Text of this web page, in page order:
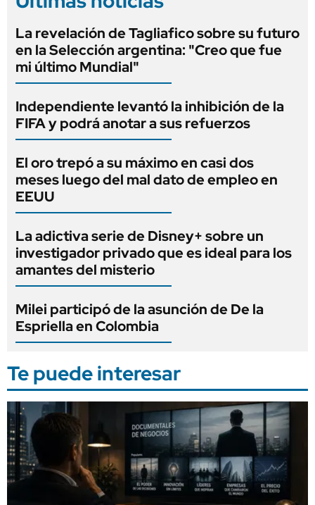
La revelación de Tagliafico sobre su futuro
en la Selección argentina: "Creo que fue
mi último Mundial"
Independiente levantó la inhibición de la
FIFA y podrá anotar a sus refuerzos
El oro trepó a su máximo en casi dos
meses luego del mal dato de empleo en
EEUU
La adictiva serie de Disney+ sobre un
investigador privado que es ideal para los
amantes del misterio
Milei participó de la asunción de De la
Espriella en Colombia
Te puede interesar